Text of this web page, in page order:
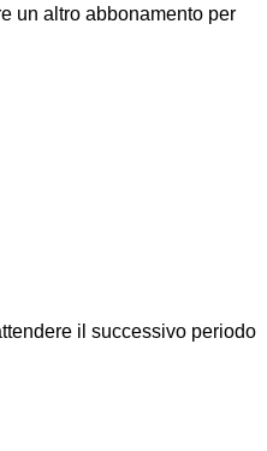
un altro abbonamento per
il successivo periodo